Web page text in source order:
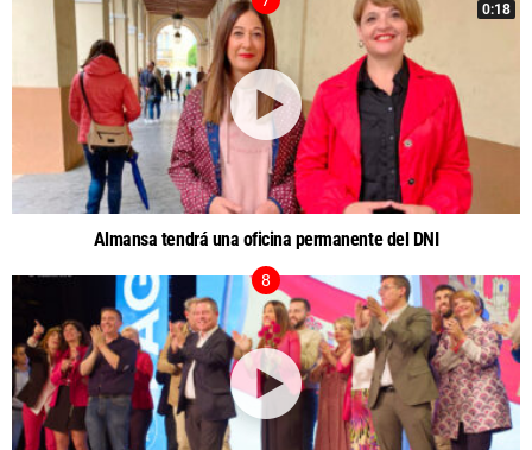
0:18
Almansa tendrá una oficina permanente del DNI